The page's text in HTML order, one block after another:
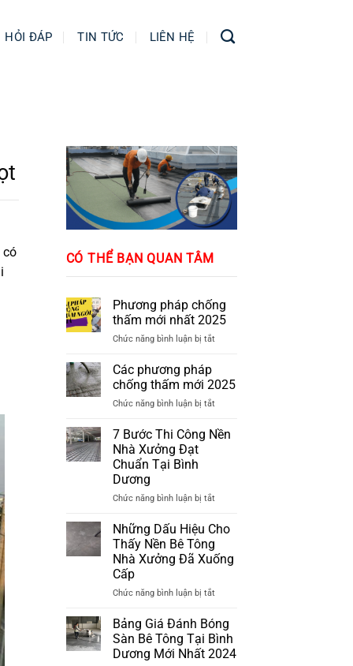
HỎI ĐÁP TIN TỨC LIÊN HỆ
có
CÓ THỂ BẠN QUAN TÂM
Phương pháp chống
thấm mới nhất 2025
Chức năng bình luận bị tắtở
chống
thấm
mới
2025
Các phương pháp
chống thấm mới 2025
Chức năng bình luận bị tắtở
phương
2025
7 Bước Thi Công Nền
Nhà Xưởng Đạt
Chuẩn Tại Bình
Dương
Chức năng bình luận bị tắtở
Bước
Công
Nền
Xưởng
Tại
Bình
Dương
Những Dấu Hiệu Cho
Thấy Nền Bê Tông
Nhà Xưởng Đã Xuống
Cấp
Chức năng bình luận bị tắtở
Dấu
Hiệu
Cho
Thấy
Bảng Giá Đánh Bóng
Sàn Bê Tông Tại Bình
Dương Mới Nhất 2024